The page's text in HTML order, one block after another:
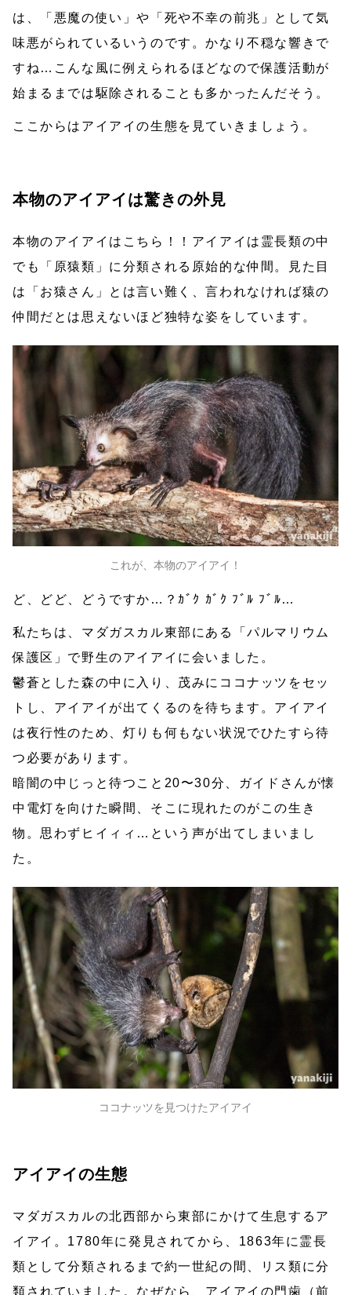
は、「悪魔の使い」や「死や不幸の前兆」として気
味悪がられているいうのです。かなり不穏な響きで
すね…こんな風に例えられるほどなので保護活動が
始まるまでは駆除されることも多かったんだそう。
ここからはアイアイの生態を見ていきましょう。
本物のアイアイは驚きの外見
本物のアイアイはこちら！！アイアイは霊長類の中
でも「原猿類」に分類される原始的な仲間。見た目
は「お猿さん」とは言い難く、言われなければ猿の
仲間だとは思えないほど独特な姿をしています。
これが、本物のアイアイ！
ど、どど、どうですか…？ｶﾞｸ ｶﾞｸ ﾌﾞﾙ ﾌﾞﾙ…
私たちは、マダガスカル東部にある「パルマリウム
保護区」で野生のアイアイに会いました。
鬱蒼とした森の中に入り、茂みにココナッツをセッ
トし、アイアイが出てくるのを待ちます。アイアイ
は夜行性のため、灯りも何もない状況でひたすら待
つ必要があります。
暗闇の中じっと待つこと20〜30分、ガイドさんが懐
中電灯を向けた瞬間、そこに現れたのがこの生き
物。思わずヒイィィ…という声が出てしまいまし
た。
ココナッツを見つけたアイアイ
アイアイの生態
マダガスカルの北西部から東部にかけて生息するア
イアイ。1780年に発見されてから、1863年に霊長
類として分類されるまで約一世紀の間、リス類に分
類されていました。なぜなら、アイアイの門歯（前